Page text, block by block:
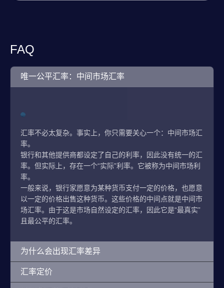
FAQ
唯一公平汇率：中间市场汇率
汇率不必太复杂。事实上，你只需要关心一个：中间市场汇
率。
银行和其他提供商都设定了自己的利率，因此没有统一的汇
率。但实际上，存在一个“实际”利率。它被称为中间市场利
率。
一般来说，银行家愿意为某种货币支付一定的价格，也愿意
以一定的价格出售这种货币。这些价格的中间点就是中间市
场汇率。由于这是市场自然设定的汇率，因此它是“最真实”
且最公平的汇率。
为什么会出现汇率差异
汇率定价